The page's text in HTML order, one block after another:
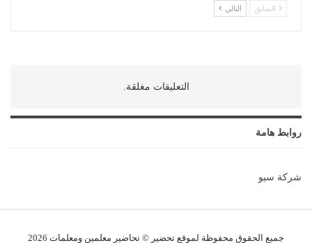
السابق التالي
التعليقات مغلقة.
روابط هامة
شركة سيو
جميع الحقوق محفوظة لموقع تحضير © تحاضير معلمين ومعلمات